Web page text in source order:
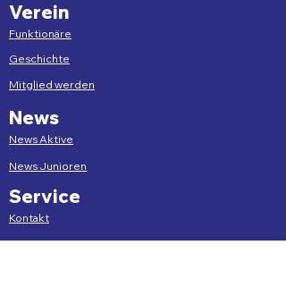
Verein
Funktionäre
Geschichte
Mitglied werden
News
News Aktive
News Junioren
Service
Kontakt
Downloads